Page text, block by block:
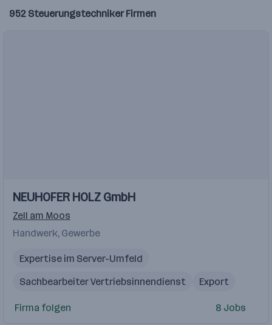
952 SteuerungstechnikerFirmen
NEUHOFER HOLZ GmbH
Zell am Moos
Handwerk, Gewerbe
Expertise im Server-Umfeld
Sachbearbeiter Vertriebsinnendienst
Export
internationaler Versandprozess
MS Office
Firma folgen 8 Jobs